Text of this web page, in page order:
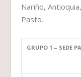
Nariño,
Pasto.
GRUPO 1 – SEDE